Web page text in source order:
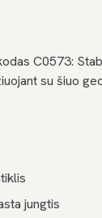
C0573:
su šiuo
jungtis